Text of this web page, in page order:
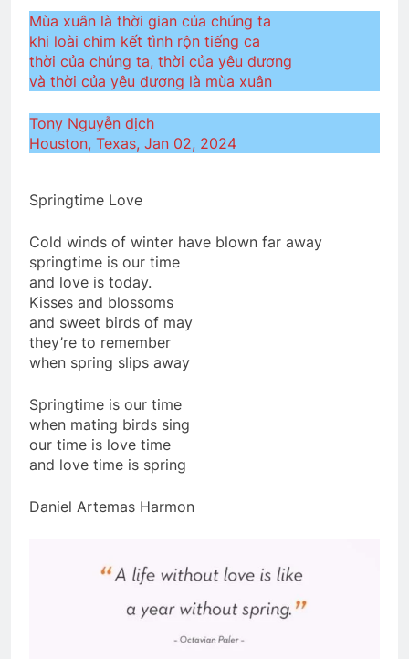
3 Years Ago
Đặc Khu Rừng Sát VNCH
CSVSQ Vũ Vĩnh Thụy K17
2 Years Ago
CTBCTY – Tập I – Chương 3
3 Years Ago
Introduction TVBQGVN Facebook alike
2 Years Ago
Hồi Ký
2 Years Ago
Mùa xuân là thời gian của chúng ta
khi loài chim kết tình rộn tiếng ca
thời của chúng ta, thời của yêu đương
và thời của yêu đương là mùa xuân
Tony Nguyễn dịch
Houston, Texas, Jan 02, 2024
Springtime Love
Cold winds of winter have blown far away
springtime is our time
and love is today.
Kisses and blossoms
and sweet birds of may
they’re to remember
when spring slips away
Springtime is our time
when mating birds sing
our time is love time
and love time is spring
Daniel Artemas Harmon